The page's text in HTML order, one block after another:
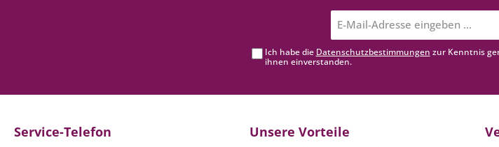
Mail-
Adresse*
Ich habe die Datenschutzbestimmungen zur Kenntnis
ihnen einverstanden.
Service-Telefon Unsere Vorteile